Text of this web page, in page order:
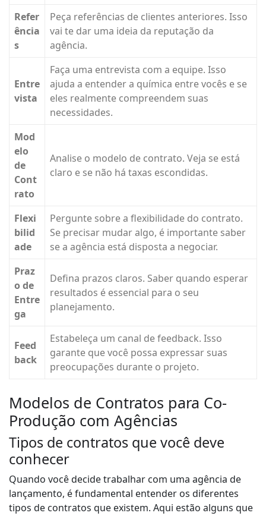
Refer
ência
s
Peça referências de clientes anteriores. Isso
vai te dar uma ideia da reputação da
agência.
Entre
vista
Faça uma entrevista com a equipe. Isso
ajuda a entender a química entre vocês e se
eles realmente compreendem suas
necessidades.
Mod
elo
de
Cont
rato
Analise o modelo de contrato. Veja se está
claro e se não há taxas escondidas.
Flexi
bilid
ade
Pergunte sobre a flexibilidade do contrato.
Se precisar mudar algo, é importante saber
se a agência está disposta a negociar.
Praz
o de
Entre
ga
Defina prazos claros. Saber quando esperar
resultados é essencial para o seu
planejamento.
Feed
back
Estabeleça um canal de feedback. Isso
garante que você possa expressar suas
preocupações durante o projeto.
Modelos de Contratos para Co-
Produção com Agências
Tipos de contratos que você deve
conhecer
Quando você decide trabalhar com uma agência de
lançamento, é fundamental entender os diferentes
tipos de contratos que existem. Aqui estão alguns que